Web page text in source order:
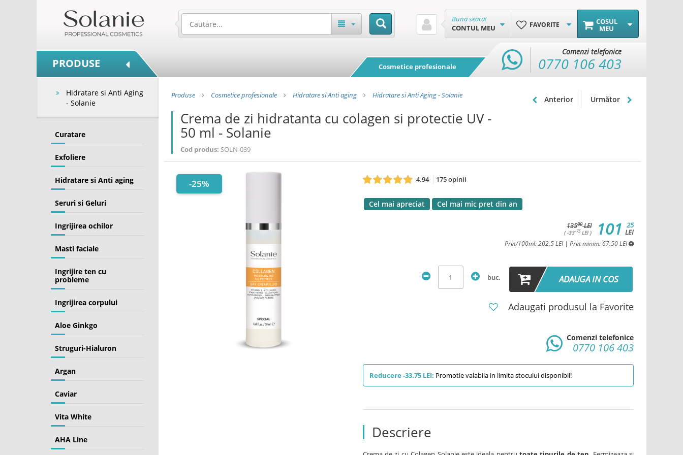
COSUL
MEU
FAVORITE
Buna seara!
CONTUL MEU
PRODUSE Cosmetice profesionale
Comenzi telefonice
0770 106 403
Hidratare si Anti Aging
- Solanie
Curatare
Exfoliere
Hidratare si Anti aging
Seruri si Geluri
Ingrijirea ochilor
Masti faciale
Ingrijire ten cu
probleme
Ingrijirea corpului
Aloe Ginkgo
Struguri-Hialuron
Argan
Caviar
Vita White
AHA Line
Produse Cosmetice profesionale Hidratare si Anti aging Hidratare si Anti Aging - Solanie
Crema de zi hidratanta cu colagen si protectie UV -
50 ml - Solanie
Cod produs: SOLN-039
Anterior Următor
-25% 4.94 175 opinii
Cel mai apreciat Cel mai mic pret din an
13500LEI
( -33-75LEI )
25
LEI
101
Pret/100ml: 202.5 LEI | Pret minim: 67.50 LEI
buc. ADAUGA IN COS
Adaugati produsul la Favorite
Comenzi telefonice
0770 106 403
Reducere -33.75 LEI: Promotie valabila in limita stocului disponibil!
Descriere